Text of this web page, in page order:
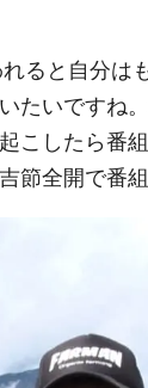
ると自分は
たいですね
したら番
節全開で番